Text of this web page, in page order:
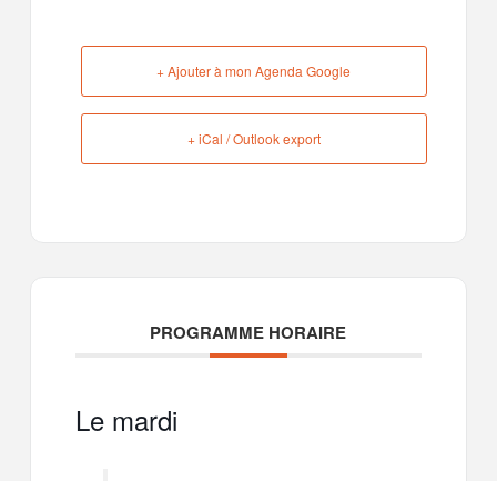
+ Ajouter à mon Agenda Google
+ iCal / Outlook export
PROGRAMME HORAIRE
Le mardi